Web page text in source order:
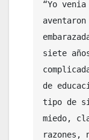
“Yo
aventaron
siete
de
tipo de
miedo,
razones,